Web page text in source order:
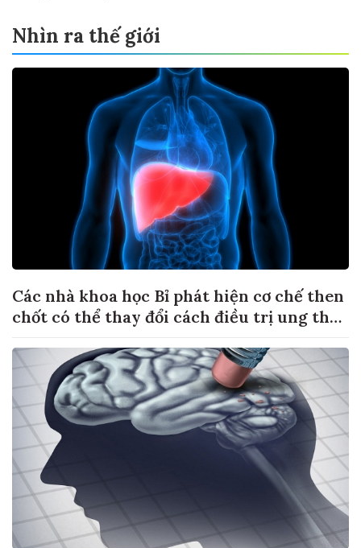
Nhìn ra thế giới
Các nhà khoa học Bỉ phát hiện cơ chế then
chốt có thể thay đổi cách điều trị ung thư